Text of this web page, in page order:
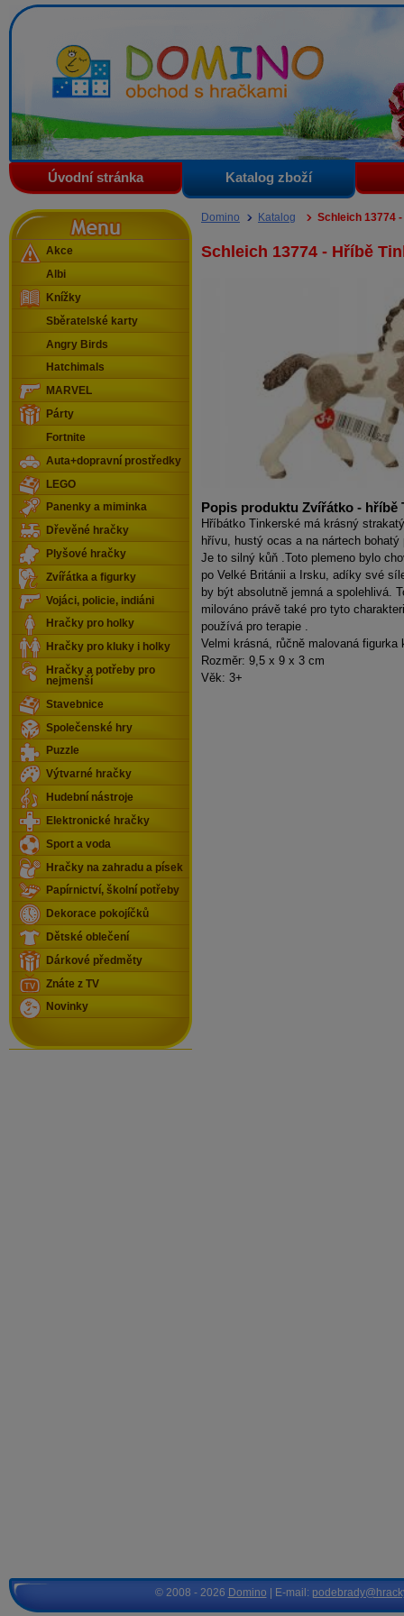
Domino - obchod s hračkami
Úvodní stránka Katalog zboží
Domino Katalog Schleich 13774
Schleich 13774 - Hříbě
Popis produktu Zvířátko - hříbě
Hříbátko Tinkerské má krásný
hřívu, hustý ocas a na nártech
Je to silný kůň .Toto plemeno bylo
po Velké Británii a Irsku, adíky své
by být absolutně jemná a spolehlivá.
milováno právě také pro tyto
používá pro terapie .
Velmi krásná, růčně malovaná figurka
Rozměr: 9,5 x 9 x 3 cm
Věk: 3+
Menu
Akce
Albi
Knížky
Sběratelské karty
Angry Birds
Hatchimals
MARVEL
Párty
Fortnite
Auta+dopravní prostředky
LEGO
Panenky a miminka
Dřevěné hračky
Plyšové hračky
Zvířátka a figurky
Vojáci, policie, indiáni
Hračky pro holky
Hračky pro kluky i holky
Hračky a potřeby pro
nejmenší
Stavebnice
Společenské hry
Puzzle
Výtvarné hračky
Hudební nástroje
Elektronické hračky
Sport a voda
Hračky na zahradu a písek
Papírnictví, školní potřeby
Dekorace pokojíčků
Dětské oblečení
Dárkové předměty
Znáte z TV
Novinky
© 2008 - 2026 Domino | E-mail: